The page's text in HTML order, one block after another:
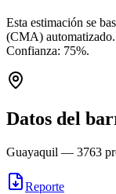
Esta estimación se
(CMA)
Confianza: 75%.
Datos del
Guayaquil — 3763
Reporte